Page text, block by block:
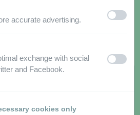
Si ce n'est pas le cas, n'hésitez pas
le produit souhaité.
accurate advertising. off on
exchange with social
and Facebook.
off on
cookies only